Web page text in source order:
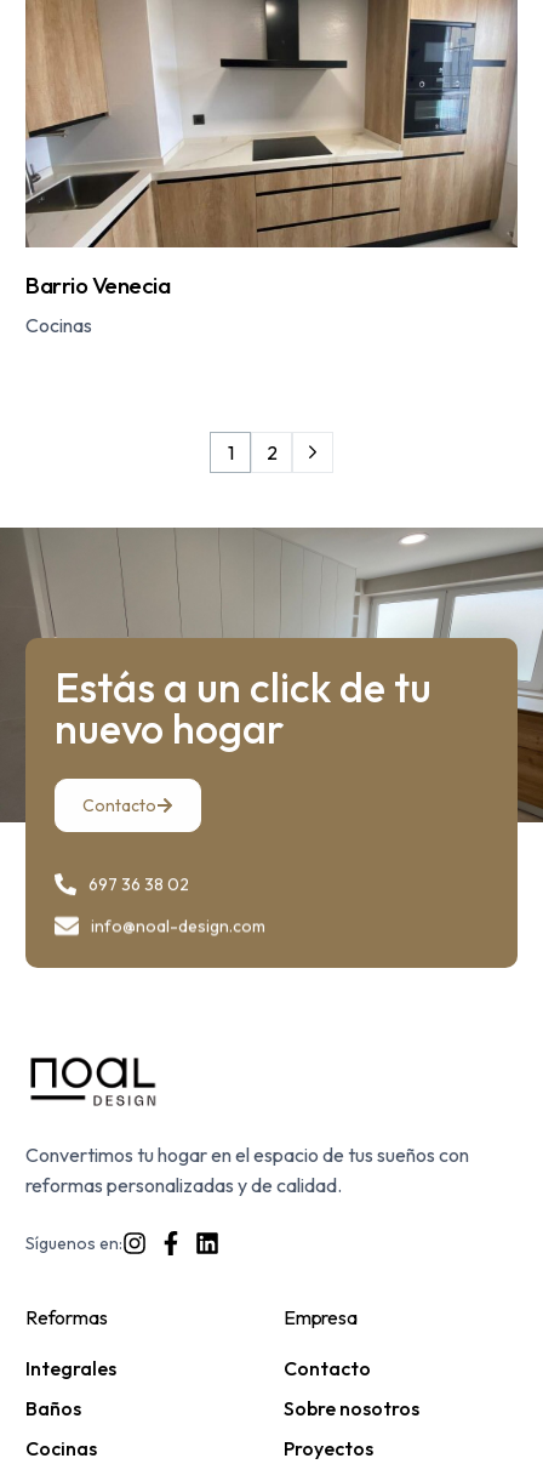
Barrio Venecia
Cocinas
1 2
Estás a un click de tu
nuevo hogar
Contacto
697 36 38 02
info@noal-design.com
Convertimos tu hogar en el espacio de tus sueños con
reformas personalizadas y de calidad.
Síguenos en:
Reformas
Integrales
Baños
Cocinas
Empresa
Contacto
Sobre nosotros
Proyectos